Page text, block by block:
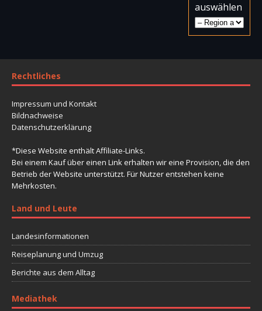
auswählen
Rechtliches
Impressum und Kontakt
Bildnachweise
Datenschutzerklärung
*Diese Website enthält Affiliate-Links.
Bei einem Kauf über einen Link erhalten wir eine Provision, die den
Betrieb der Website unterstützt. Für Nutzer entstehen keine
Mehrkosten.
Land und Leute
Landesinformationen
Reiseplanung und Umzug
Berichte aus dem Alltag
Mediathek